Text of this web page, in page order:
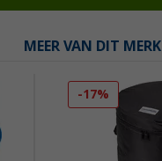
MEER VAN DIT MERK
-17%